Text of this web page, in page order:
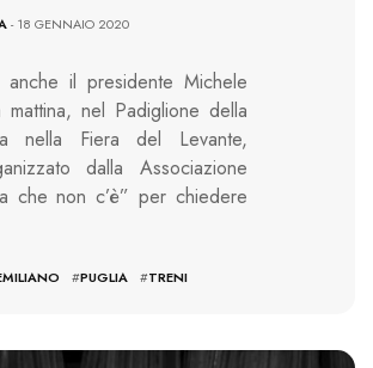
- 18 GENNAIO 2020
anche il presidente Michele
mattina, nel Padiglione della
nella Fiera del Levante,
dalla Associazione
che non c’è” per chiedere
#PUGLIA #TRENI